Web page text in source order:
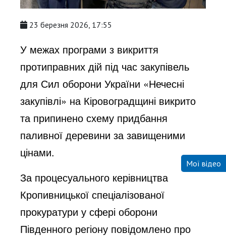
23 березня 2026, 17:55
У межах програми з викриття
протиправних дій під час закупівель
для Сил оборони України «Нечесні
закупівлі» на Кіровоградщині викрито
та припинено схему придбання
паливної деревини за завищеними
цінами.
За процесуального керівництва
Кропивницької спеціалізованої
прокуратури у сфері оборони
Південного регіону повідомлено про
Мої відео